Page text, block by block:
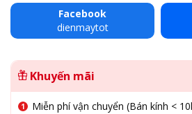
Facebook
dienmaytot
Khuyến mãi
Miễn phí vận chuyển (Bán kính <